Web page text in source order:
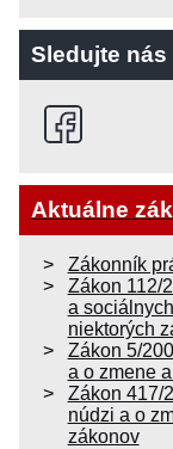
Sledujte nás
Aktuálne
Zákonník
Zákon 112/
a
niektorých
Zákon 5/
a o zmene
Zákon 417/
núdzi a o
zákonov